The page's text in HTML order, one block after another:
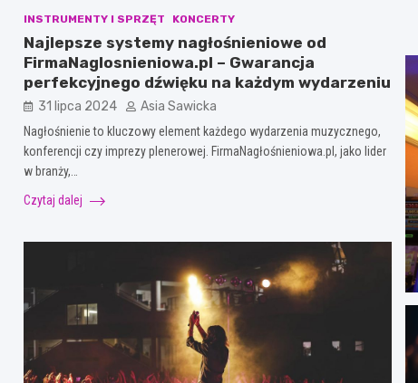
INSTRUMENTY I SPRZĘT KONCERTY
Najlepsze systemy nagłośnieniowe od
FirmaNaglosnieniowa.pl – Gwarancja
perfekcyjnego dźwięku na każdym wydarzeniu
31 lipca 2024 Asia Sawicka
Nagłośnienie to kluczowy element każdego wydarzenia muzycznego,
konferencji czy imprezy plenerowej. FirmaNagłośnieniowa.pl, jako lider
w branży,…
Czytaj dalej